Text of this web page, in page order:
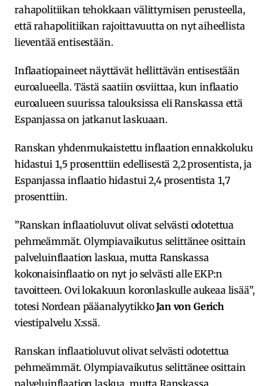
rahapolitiikan tehokkaan välittymisen perusteella,
että rahapolitiikan rajoittavuutta on nyt aiheellista
lieventää entisestään.
Inflaatiopaineet näyttävät hellittävän entisestään
euroalueella. Tästä saatiin osviittaa, kun inflaatio
euroalueen suurissa talouksissa eli Ranskassa että
Espanjassa on jatkanut laskuaan.
Ranskan yhdenmukaistettu inflaation ennakkoluku
hidastui 1,5 prosenttiin edellisestä 2,2 prosentista, ja
Espanjassa inflaatio hidastui 2,4 prosentista 1,7
prosenttiin.
”Ranskan inflaatioluvut olivat selvästi odotettua
pehmeämmät. Olympiavaikutus selittänee osittain
palveluinflaation laskua, mutta Ranskassa
kokonaisinflaatio on nyt jo selvästi alle EKP:n
tavoitteen. Ovi lokakuun koronlaskulle aukeaa lisää”,
totesi Nordean pääanalyytikkoJan von Gerich
viestipalvelu X:ssä.
Ranskan inflaatioluvut olivat selvästi odotettua
pehmeämmät. Olympiavaikutus selittänee osittain
palveluinflaation laskua, mutta Ranskassa